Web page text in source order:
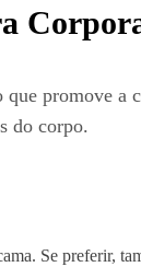
que promove a
do corpo.
Se preferir,